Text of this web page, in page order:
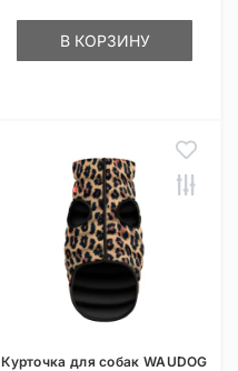
В КОРЗИНУ
Курточка для собак WAUDOG